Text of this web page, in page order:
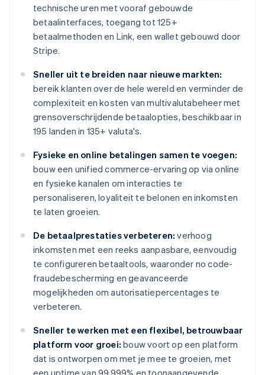
technische uren met vooraf gebouwde
betaalinterfaces, toegang tot 125+
betaalmethoden en Link, een wallet gebouwd door
Stripe.
Sneller uit te breiden naar nieuwe markten:
bereik klanten over de hele wereld en verminder de
complexiteit en kosten van multivalutabeheer met
grensoverschrijdende betaalopties, beschikbaar in
195 landen in 135+ valuta's.
Fysieke en online betalingen samen te voegen:
bouw een unified commerce-ervaring op via online
en fysieke kanalen om interacties te
personaliseren, loyaliteit te belonen en inkomsten
te laten groeien.
De betaalprestaties verbeteren: verhoog
inkomsten met een reeks aanpasbare, eenvoudig
te configureren betaaltools, waaronder no code-
fraudebescherming en geavanceerde
mogelijkheden om autorisatiepercentages te
verbeteren.
Sneller te werken met een flexibel, betrouwbaar
platform voor groei: bouw voort op een platform
dat is ontworpen om met je mee te groeien, met
een uptime van 99,999% en toonaangevende